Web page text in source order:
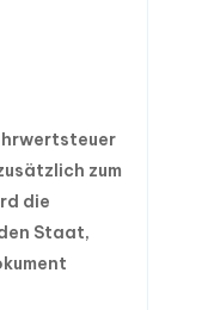
zum
die
Staat,